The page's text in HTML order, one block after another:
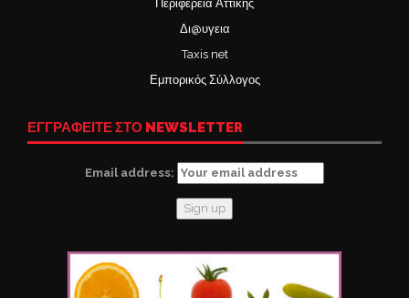
Περιφέρεια Αττικής
Δι@υγεια
Taxis net
Εμπορικός Σύλλογος
ΕΓΓΡΑΦΕΙΤΕ ΣΤΟ NEWSLETTER
Email address: